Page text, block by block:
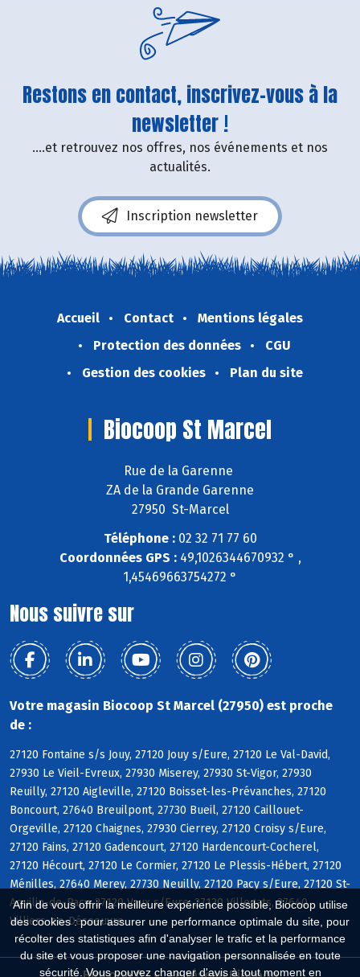
Afin de vous offrir la meilleure expérience possible, Biocoop utilise
des cookies : pour assurer une performance optimale du site, pour
récolter des statistiques afin d'analyser le trafic et la performance
du site et vous proposer une navigation personnalisée en toute
sécurité. Vous pouvez changer d'avis à tout moment en
Restons en contact, inscrivez-vous à la
newsletter !
....et retrouvez nos offres, nos événements et nos
actualités.
Inscription newsletter
Accueil Contact
Mentions légales
Protection des données
CGU
Gestion des cookies
Plan du site
Biocoop St Marcel
Rue de la Garenne
ZA de la Grande Garenne
27950 St-Marcel
Téléphone :02 32 71 77 60
Coordonnées GPS :49,1026344670932 ° ,
1,45469663754272 °
Nous suivre sur
Votre magasin Biocoop St Marcel (27950) est proche
de :
27120 Fontaine s/s Jouy, 27120 Jouy s/Eure, 27120 Le Val-David,
27930 Le Vieil-Evreux, 27930 Miserey, 27930 St-Vigor, 27930
Reuilly, 27120 Aigleville, 27120 Boisset-les-Prévanches, 27120
Boncourt, 27640 Breuilpont, 27730 Bueil, 27120 Caillouet-
Orgeville, 27120 Chaignes, 27930 Cierrey, 27120 Croisy s/Eure,
27120 Fains, 27120 Gadencourt, 27120 Hardencourt-Cocherel,
27120 Hécourt, 27120 Le Cormier, 27120 Le Plessis-Hébert, 27120
Ménilles, 27640 Merey, 27730 Neuilly, 27120 Pacy s/Eure, 27120 St-
Aquilin-de-Pacy, 27120 Vaux s/Eure, 27120 Villegats, 27640
Villiers-en-Désoeuvre